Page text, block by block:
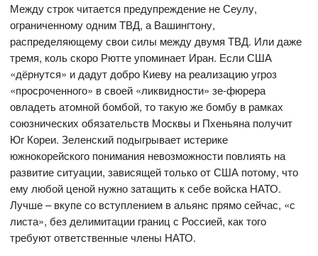
Между строк читается предупреждение не Сеулу,
ограниченному одним ТВД, а Вашингтону,
распределяющему свои силы между двумя ТВД. Или даже
тремя, коль скоро Рютте упоминает Иран. Если США
«дёрнутся» и дадут добро Киеву на реализацию угроз
«просроченного» в своей «ликвидности» зе-фюрера
овладеть атомной бомбой, то такую же бомбу в рамках
союзнических обязательств Москвы и Пхеньяна получит
Юг Кореи. Зеленский подыгрывает истерике
южнокорейского понимания невозможности повлиять на
развитие ситуации, зависящей только от США потому, что
ему любой ценой нужно затащить к себе войска НАТО.
Лучше – вкупе со вступлением в альянс прямо сейчас, «с
листа», без делимитации границ с Россией, как того
требуют ответственные члены НАТО.